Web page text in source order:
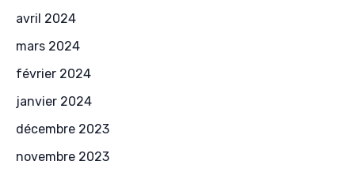
avril 2024
mars 2024
février 2024
janvier 2024
décembre 2023
novembre 2023